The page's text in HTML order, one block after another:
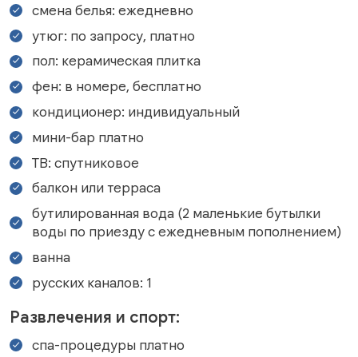
смена белья: ежедневно
утюг: по запросу, платно
пол: керамическая плитка
фен: в номере, бесплатно
кондиционер: индивидуальный
мини-бар платно
ТВ: спутниковое
балкон или терраса
бутилированная вода (2 маленькие бутылки
воды по приезду с ежедневным пополнением)
ванна
русских каналов: 1
Развлечения и спорт:
спа-процедуры платно